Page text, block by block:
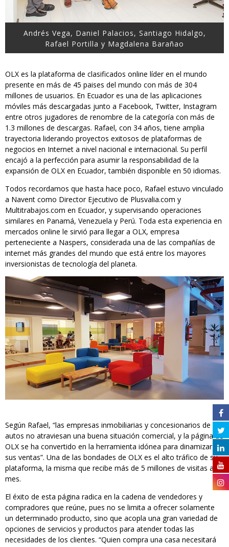
Andrés Vega, Daniel Palacios, Santiago Hidalgo,
Rafael Portilla y Magdalena Barañao
OLX es la plataforma de clasificados online líder en el mundo
presente en más de 45 paises del mundo con más de 304
millones de usuarios. En Ecuador es una de las aplicaciones
móviles más descargadas junto a Facebook, Twitter, Instagram
entre otros jugadores de renombre de la categoría con más de
1.3 millones de descargas. Rafael, con 34 años, tiene amplia
trayectoria liderando proyectos exitosos de plataformas de
negocios en Internet a nivel nacional e internacional. Su perfil
encajó a la perfección para asumir la responsabilidad de la
expansión de OLX en Ecuador, también disponible en 50 idiomas.
Todos recordamos que hasta hace poco, Rafael estuvo vinculado
a Navent como Director Ejecutivo de Plusvalia.com y
Multitrabajos.com en Ecuador, y supervisando operaciones
similares en Panamá, Venezuela y Perú. Toda esta experiencia en
mercados online le sirvió para llegar a OLX, empresa
perteneciente a Naspers, considerada una de las compañías de
internet más grandes del mundo que está entre los mayores
inversionistas de tecnología del planeta.
Según Rafael, “las empresas inmobiliarias y concesionarios de
autos no atraviesan una buena situación comercial, y la página de
OLX se ha convertido en la herramienta idónea para dinamizar
sus ventas”. Una de las bondades de OLX es el alto tráfico de su
plataforma, la misma que recibe más de 5 millones de visitas al
mes.
El éxito de esta página radica en la cadena de vendedores y
compradores que reúne, pues no se limita a ofrecer solamente
un determinado producto, sino que acopla una gran variedad de
opciones de servicios y productos para atender todas las
necesidades de los clientes. “Quien compra una casa necesitará